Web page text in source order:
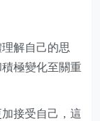
解自己的思
極變化至關重
接受自己，這